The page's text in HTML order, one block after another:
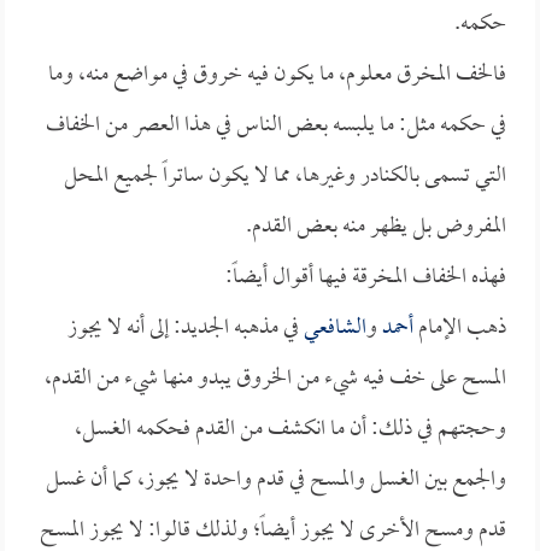
حكمه.
فالخف المخرق معلوم، ما يكون فيه خروق في مواضع منه، وما
في حكمه مثل: ما يلبسه بعض الناس في هذا العصر من الخفاف
التي تسمى بالكنادر وغيرها، مما لا يكون ساتراً لجميع المحل
المفروض بل يظهر منه بعض القدم.
فهذه الخفاف المخرقة فيها أقوال أيضاً:
ذهب الإمامأحمدوالشافعيفي مذهبه الجديد: إلى أنه لا يجوز
المسح على خف فيه شيء من الخروق يبدو منها شيء من القدم،
وحجتهم في ذلك: أن ما انكشف من القدم فحكمه الغسل،
والجمع بين الغسل والمسح في قدم واحدة لا يجوز، كما أن غسل
قدم ومسح الأخرى لا يجوز أيضاً؛ ولذلك قالوا: لا يجوز المسح